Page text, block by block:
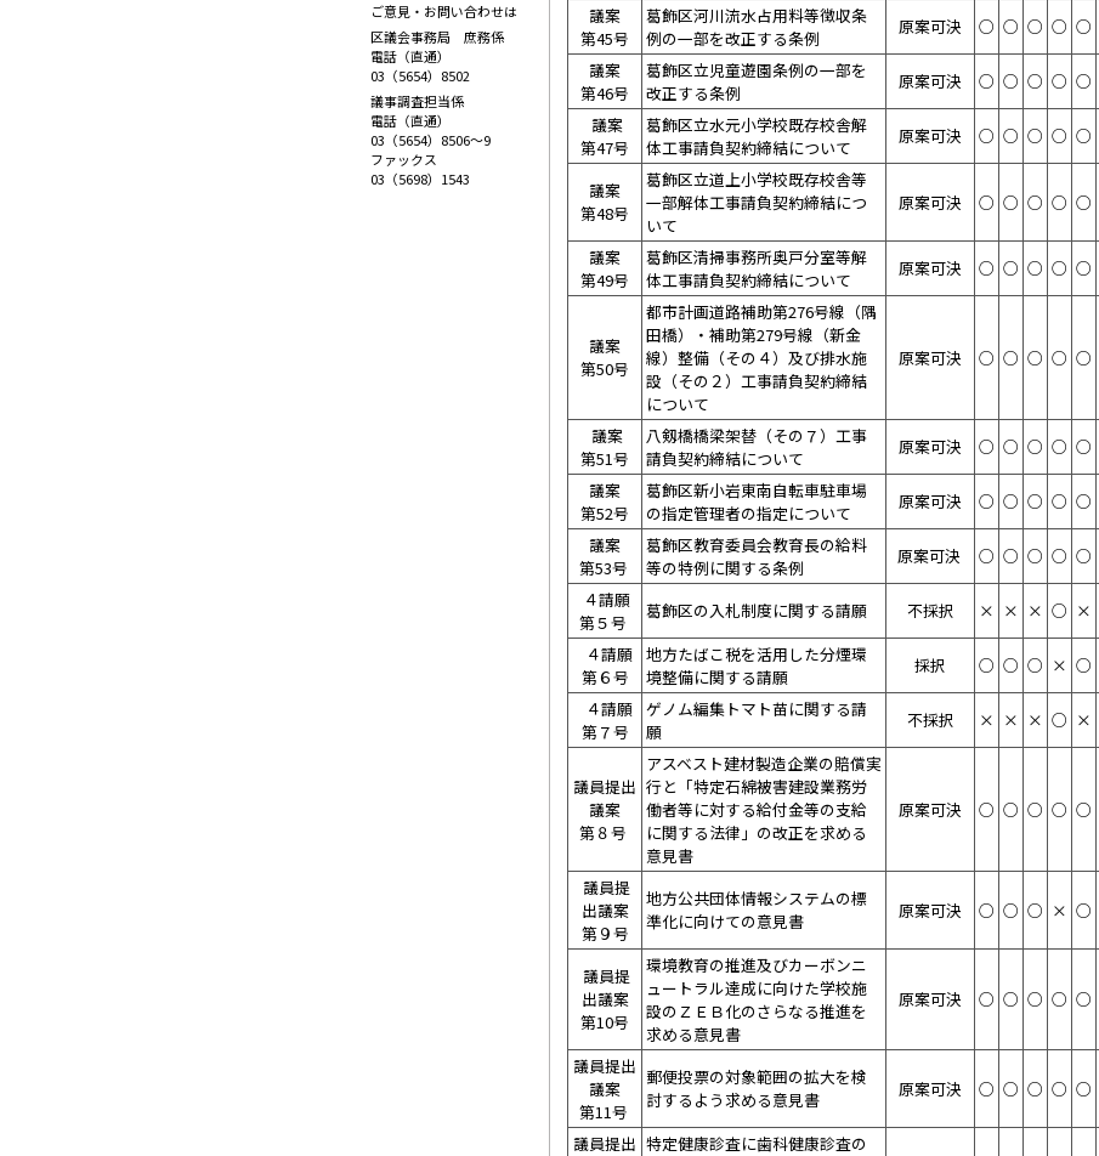
ご意見・お問い合わせは
区議会事務局 庶務係
電話（直通）
03（5654）8502
議事調査担当係
電話（直通）
03（5654）8506～9
ファックス
03（5698）1543
議案
第45号
葛飾区河川流水占用料等徴収条
例の一部を改正する条例
原案可決 ○ ○ ○ ○ ○
議案
第46号
葛飾区立児童遊園条例の一部を
改正する条例
原案可決 ○ ○ ○ ○ ○
議案
第47号
葛飾区立水元小学校既存校舎解
体工事請負契約締結について
原案可決 ○ ○ ○ ○ ○
議案
第48号
葛飾区立道上小学校既存校舎等
一部解体工事請負契約締結につ
いて
原案可決 ○ ○ ○ ○ ○
議案
第49号
葛飾区清掃事務所奥戸分室等解
体工事請負契約締結について
原案可決 ○ ○ ○ ○ ○
議案
第50号
都市計画道路補助第276号線（隅
田橋）・補助第279号線（新金
線）整備（その４）及び排水施
設（その２）工事請負契約締結
について
原案可決 ○ ○ ○ ○ ○
議案
第51号
八剱橋橋梁架替（その７）工事
請負契約締結について
原案可決 ○ ○ ○ ○ ○
議案
第52号
葛飾区新小岩東南自転車駐車場
の指定管理者の指定について
原案可決 ○ ○ ○ ○ ○
議案
第53号
葛飾区教育委員会教育長の給料
等の特例に関する条例
原案可決 ○ ○ ○ ○ ○
４請願
第５号
葛飾区の入札制度に関する請願 不採択 × × × ○ ×
４請願
第６号
地方たばこ税を活用した分煙環
境整備に関する請願
採択 ○ ○ ○ × ○
４請願
第７号
ゲノム編集トマト苗に関する請
願
不採択 × × × ○ ×
議員提出
議案
第８号
アスベスト建材製造企業の賠償実
行と「特定石綿被害建設業務労
働者等に対する給付金等の支給
に関する法律」の改正を求める
意見書
原案可決 ○ ○ ○ ○ ○
議員提
出議案
第９号
地方公共団体情報システムの標
準化に向けての意見書
原案可決 ○ ○ ○ × ○
議員提
出議案
第10号
環境教育の推進及びカーボンニ
ュートラル達成に向けた学校施
設のＺＥＢ化のさらなる推進を
求める意見書
原案可決 ○ ○ ○ ○ ○
議員提出
議案
第11号
郵便投票の対象範囲の拡大を検
討するよう求める意見書
原案可決 ○ ○ ○ ○ ○
議員提出 特定健康診査に歯科健康診査の